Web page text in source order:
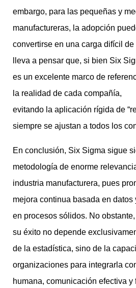
embargo, para las pequeñas y
manufactureras, la adopción
convertirse en una carga difícil de
lleva a pensar que, si bien Six
es un excelente marco de
la realidad de cada compañía,
evitando la aplicación rígida de
siempre se ajustan a todos los
En conclusión, Six Sigma sigue
metodología de enorme
industria manufacturera, pues
mejora continua basada en datos
en procesos sólidos. No
su éxito no depende
de la estadística, sino de la
organizaciones para integrarla
humana, comunicación efectiva y